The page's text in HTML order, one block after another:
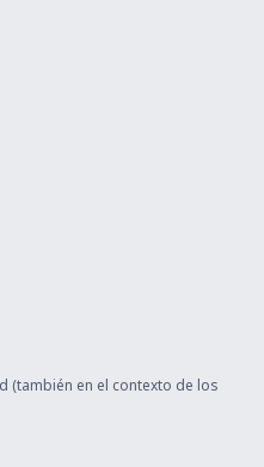
(también en el contexto de los